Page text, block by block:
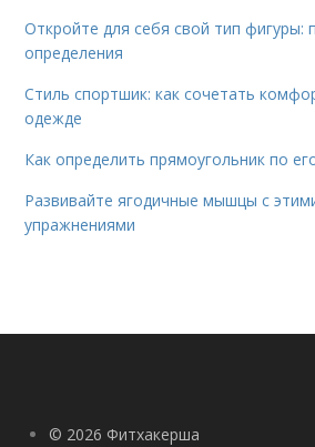
Откройте для себя свой тип фигуры:
определения
Стиль спортшик: как сочетать
одежде
Как определить прямоугольник по
Развивайте ягодичные мышцы с
упражнениями
© 2026 Фитхакерша